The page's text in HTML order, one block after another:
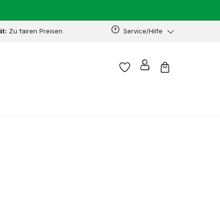
Zu fairen Preisen Service/Hilfe